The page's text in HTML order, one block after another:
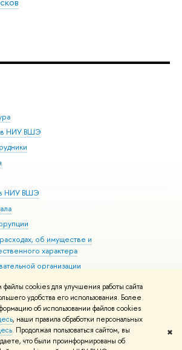
cookies для улучшения работы сайта
удобства его использования. Более
об использовании файлов cookies
, наши правила обработки персональных
. Продолжая пользоваться сайтом, вы
что были проинформированы об
✖
в НИУ ВШЭ
НИУ ВШЭ
об имуществе и
характера
организации
возможностями здоровья